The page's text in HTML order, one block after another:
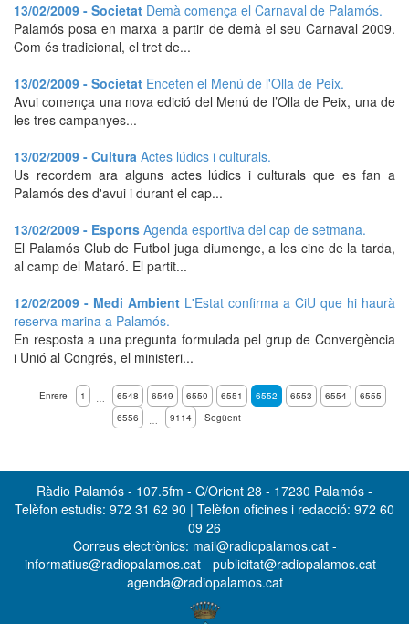
13/02/2009 - Societat Demà comença el Carnaval de Palamós.
Palamós posa en marxa a partir de demà el seu Carnaval 2009.
Com és tradicional, el tret de...
13/02/2009 - Societat Enceten el Menú de l'Olla de Peix.
Avui comença una nova edició del Menú de l’Olla de Peix, una de
les tres campanyes...
13/02/2009 - Cultura Actes lúdics i culturals.
Us recordem ara alguns actes lúdics i culturals que es fan a
Palamós des d'avui i durant el cap...
13/02/2009 - Esports Agenda esportiva del cap de setmana.
El Palamós Club de Futbol juga diumenge, a les cinc de la tarda,
al camp del Mataró. El partit...
12/02/2009 - Medi Ambient L'Estat confirma a CiU que hi haurà
reserva marina a Palamós.
En resposta a una pregunta formulada pel grup de Convergència
i Unió al Congrés, el ministeri...
Enrere 1 … 6548 6549 6550 6551 6552 6553 6554
6555
6556
… 9114 Següent
Ràdio Palamós - 107.5fm - C/Orient 28 - 17230 Palamós -
Telèfon estudis: 972 31 62 90 | Telèfon oficines i redacció: 972 60
09 26
Correus electrònics: mail@radiopalamos.cat -
informatius@radiopalamos.cat - publicitat@radiopalamos.cat -
agenda@radiopalamos.cat